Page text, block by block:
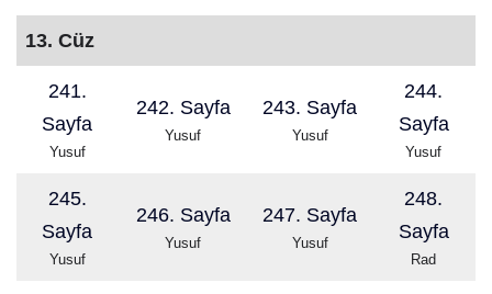
13. Cüz
241.
Sayfa
Yusuf
242. Sayfa
Yusuf
243. Sayfa
Yusuf
244.
Sayfa
Yusuf
245.
Sayfa
Yusuf
246. Sayfa
Yusuf
247. Sayfa
Yusuf
248.
Sayfa
Rad